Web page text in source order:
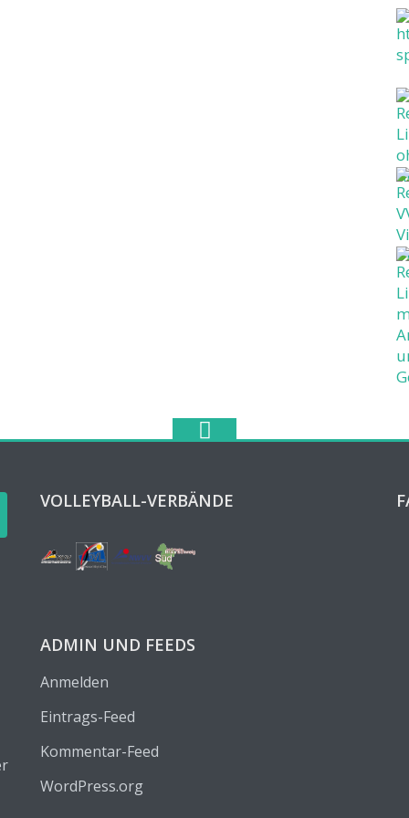
VOLLEYBALL-VERBÄNDE
ADMIN UND FEEDS
Anmelden
Eintrags-Feed
Kommentar-Feed
WordPress.org